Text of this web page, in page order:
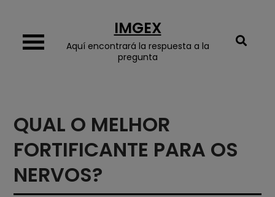
content
IMGEX
Aquí encontrará la respuesta a la
pregunta
QUAL O MELHOR
FORTIFICANTE PARA OS
NERVOS?